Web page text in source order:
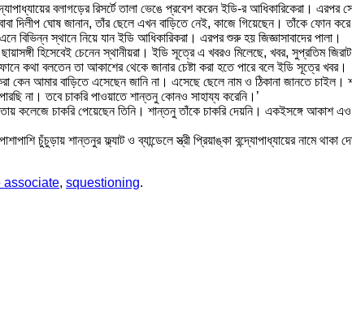
বলাগড়ের রিসর্টে তালা ভেঙে প্রবেশ করেন ইডি-র আধিকারিকেরা। এরপর
ঘোষ জানান, তাঁর ছেলে এখন বাড়িতে নেই, কাজে গিয়েছেন। তাঁকে ফোন
বিভিন্ন স্থানে নিয়ে যান ইডি আধিকারিকরা। এরপর শুরু হয় জিজ্ঞাসাবাদের পালা।
হিসেবেই চেনেন স্থানীয়রা। ইডি সূত্রে এ খবরও মিলেছে, খবর, সুপ্রতিম
কথা বলতেন তা আকাশের থেকে জানার চেষ্টা করা হতে পারে বলে ইডি সূত্রে খবর।
আমার বাড়িতে এসেছেন জানি না। এসেছে ছেলে নাম ও ঠিকানা জানতে চাইল।
না। তবে চাকরি পাওয়াতে শান্তনু কোনও সাহায্য করেনি।’
কলেজে চাকরি পেয়েছেন তিনি। শান্তনু তাঁকে চাকরি দেয়নি। একইসঙ্গে আকাশ
চুঁচুড়ায় শান্তনুর ফ্ল্যাট ও ব্যান্ডেলে স্ত্রী প্রিয়াঙ্কা বন্দ্যোপাধ্যায়ের নামে
associate, squestioning.